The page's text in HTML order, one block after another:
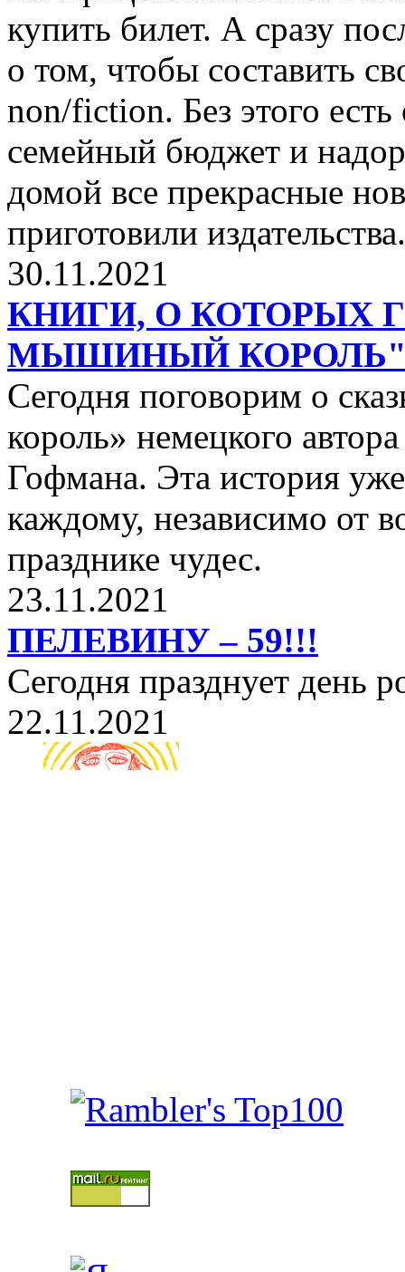
купить билет. А сразу
о том, чтобы составить
non/fiction. Без этого есть
семейный бюджет и
домой все прекрасные
приготовили издательства.
30.11.2021
КНИГИ, О КОТОРЫХ
МЫШИНЫЙ
Сегодня поговорим о
король» немецкого
Гофмана. Эта история
каждому, независимо от
празднике чудес.
23.11.2021
ПЕЛЕВИНУ – 59!!!
Сегодня празднует день
22.11.2021